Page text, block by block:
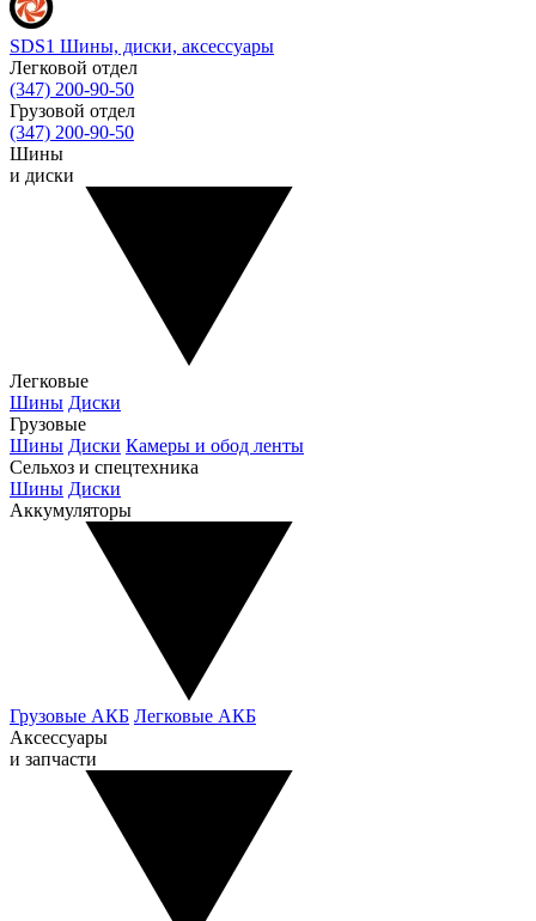
SDS1 Шины, диски, аксессуары
Легковой отдел
(347) 200-90-50
Грузовой отдел
(347) 200-90-50
Шины
и диски
Легковые
Шины Диски
Грузовые
Шины Диски Камеры и обод ленты
Сельхоз и спецтехника
Шины Диски
Аккумуляторы
Грузовые АКБ Легковые АКБ
Аксессуары
и запчасти